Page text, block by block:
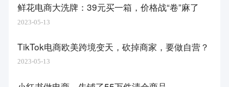
鲜花电商大洗牌：39元买一箱，价格战“卷”麻了
2023-05-13
TikTok电商欧美跨境变天，砍掉商家，要做自营？
2023-05-13